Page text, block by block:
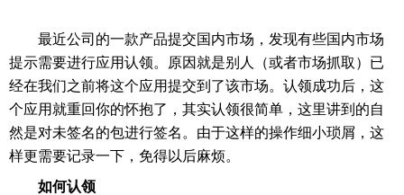
最近公司的一款产品提交国内市场，发现有些国内市场
提示需要进行应用认领。原因就是别人（或者市场抓取）已
经在我们之前将这个应用提交到了该市场。认领成功后，这
个应用就重回你的怀抱了，其实认领很简单，这里讲到的自
然是对未签名的包进行签名。由于这样的操作细小琐屑，这
样更需要记录一下，免得以后麻烦。
如何认领